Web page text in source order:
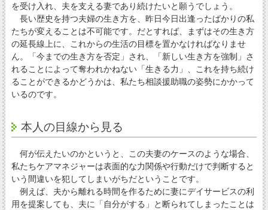
を受け入れ、夫を支える妻であり続けたいと願うでしょう。
長い歴史を持つ夫婦の生き方を、昨日今日出逢ったばかりの私
たちが変えることは不可能です。だとすれば、まずはその生き方
の延長線上に、これからの生活の目標を置かなければなりませ
ん。「今までの生き方を否定」され、「新しい生き方を強制」さ
れることによって奪われかねない「生きる力」、これを持ち続け
ることができるかどうかは、私たち相談援助職の姿勢にかかって
いるのです。
本人の目線から見る
何が伝えたいのかというと、この夫妻のケースのような場合、
私たちケアマネジャーは表面的な力関係や行動だけで判断すると
いう間違いを犯してしまいがちだということです。
例えば、夫から離れる時間を作るために妻にデイサービスの利
用を提案しても、夫に「自分がする」と断られてしまったことは